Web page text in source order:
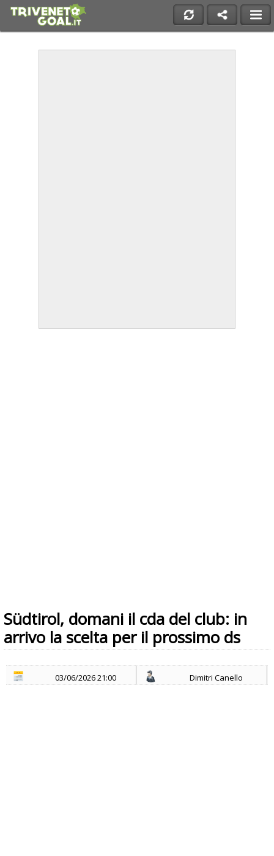
Südtirol, domani il cda del club: in
arrivo la scelta per il prossimo ds
03/06/2026 21:00 Dimitri Canello